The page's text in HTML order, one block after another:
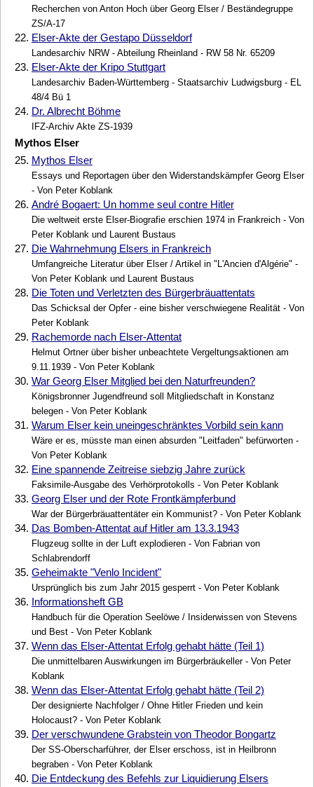
Recherchen von Anton Hoch über Georg Elser / Beständegruppe
ZS/A-17
22. Elser-Akte der Gestapo Düsseldorf
Landesarchiv NRW - Abteilung Rheinland - RW 58 Nr. 65209
23. Elser-Akte der Kripo Stuttgart
Landesarchiv Baden-Württemberg - Staatsarchiv Ludwigsburg - EL
48/4 Bü 1
24. Dr. Albrecht Böhme
IFZ-Archiv Akte ZS-1939
Mythos Elser
25. Mythos Elser
Essays und Reportagen über den Widerstandskämpfer Georg Elser
- Von Peter Koblank
26. André Bogaert: Un homme seul contre Hitler
Die weltweit erste Elser-Biografie erschien 1974 in Frankreich - Von
Peter Koblank und Laurent Bustaus
27. Die Wahrnehmung Elsers in Frankreich
Umfangreiche Literatur über Elser / Artikel in "L'Ancien d'Algérie" -
Von Peter Koblank und Laurent Bustaus
28. Die Toten und Verletzten des Bürgerbräuattentats
Das Schicksal der Opfer - eine bisher verschwiegene Realität - Von
Peter Koblank
29. Rachemorde nach Elser-Attentat
Helmut Ortner über bisher unbeachtete Vergeltungsaktionen am
9.11.1939 - Von Peter Koblank
30. War Georg Elser Mitglied bei den Naturfreunden?
Königsbronner Jugendfreund soll Mitgliedschaft in Konstanz
belegen - Von Peter Koblank
31. Warum Elser kein uneingeschränktes Vorbild sein kann
Wäre er es, müsste man einen absurden "Leitfaden" befürworten -
Von Peter Koblank
32. Eine spannende Zeitreise siebzig Jahre zurück
Faksimile-Ausgabe des Verhörprotokolls - Von Peter Koblank
33. Georg Elser und der Rote Frontkämpferbund
War der Bürgerbräuattentäter ein Kommunist? - Von Peter Koblank
34. Das Bomben-Attentat auf Hitler am 13.3.1943
Flugzeug sollte in der Luft explodieren - Von Fabrian von
Schlabrendorff
35. Geheimakte "Venlo Incident"
Ursprünglich bis zum Jahr 2015 gesperrt - Von Peter Koblank
36. Informationsheft GB
Handbuch für die Operation Seelöwe / Insiderwissen von Stevens
und Best - Von Peter Koblank
37. Wenn das Elser-Attentat Erfolg gehabt hätte (Teil 1)
Die unmittelbaren Auswirkungen im Bürgerbräukeller - Von Peter
Koblank
38. Wenn das Elser-Attentat Erfolg gehabt hätte (Teil 2)
Der designierte Nachfolger / Ohne Hitler Frieden und kein
Holocaust? - Von Peter Koblank
39. Der verschwundene Grabstein von Theodor Bongartz
Der SS-Oberscharführer, der Elser erschoss, ist in Heilbronn
begraben - Von Peter Koblank
40. Die Entdeckung des Befehls zur Liquidierung Elsers